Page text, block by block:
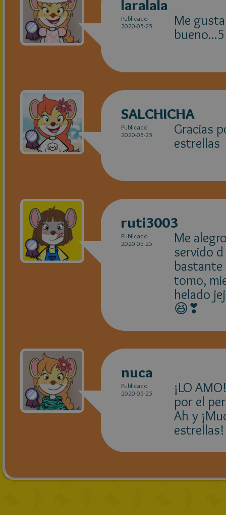
laralala
Publicado
2020-05-25
Me
SALCHICHA
Publicado
2020-05-25
Gracias
estrellas
ruti3003
Publicado
2020-05-25
Me
servido
bastante
tomo,
helado
😆❣
nuca
Publicado
2020-05-25
¡LO
por el
Ah y
estrellas!